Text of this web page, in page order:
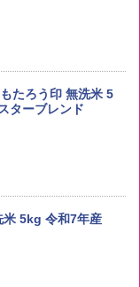
たろう印 無洗米 5
ターブレンド
米 5kg 令和7年産